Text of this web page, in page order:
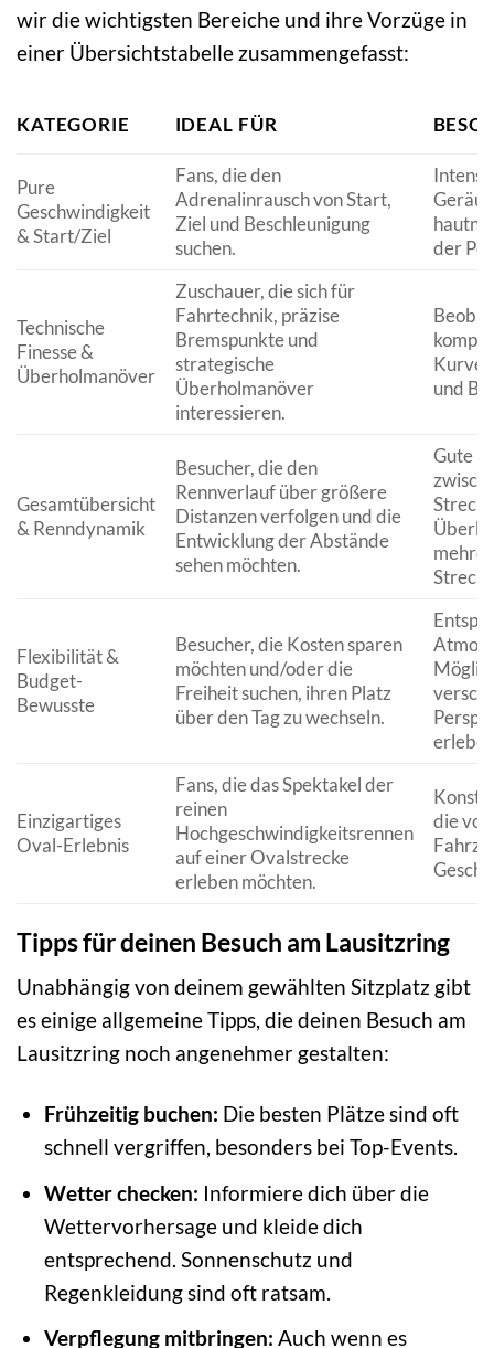
wir die wichtigsten Bereiche und ihre Vorzüge in
einer Übersichtstabelle zusammengefasst:
KATEGORIE IDEAL FÜR
Pure
Geschwindigkeit
& Start/Ziel
Fans, die den
Adrenalinrausch von Start,
Ziel und Beschleunigung
suchen.
der
Technische
Finesse &
Überholmanöver
Zuschauer, die sich für
Fahrtechnik, präzise
Bremspunkte und
strategische
Überholmanöver
interessieren.
und
Gesamtübersicht
& Renndynamik
Besucher, die den
Rennverlauf über größere
Distanzen verfolgen und die
Entwicklung der Abstände
sehen möchten.
Gute
Flexibilität &
Budget-
Bewusste
Besucher, die Kosten sparen
möchten und/oder die
Freiheit suchen, ihren Platz
über den Tag zu wechseln.
Einzigartiges
Oval-Erlebnis
Fans, die das Spektakel der
reinen
Hochgeschwindigkeitsrennen
auf einer Ovalstrecke
erleben möchten.
die
Tipps für deinen Besuch am Lausitzring
Unabhängig von deinem gewählten Sitzplatz gibt
es einige allgemeine Tipps, die deinen Besuch am
Lausitzring noch angenehmer gestalten:
Frühzeitig buchen: Die besten Plätze sind oft
schnell vergriffen, besonders bei Top-Events.
Wetter checken: Informiere dich über die
Wettervorhersage und kleide dich
entsprechend. Sonnenschutz und
Regenkleidung sind oft ratsam.
Verpflegung mitbringen: Auch wenn es